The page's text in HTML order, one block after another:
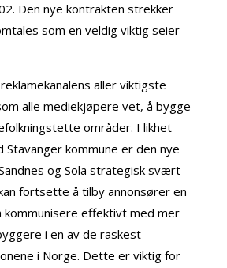
Den nye kontrakten strekker
som en veldig viktig seier
aller viktigste
alle mediekjøpere vet, å bygge
områder. I likhet
Stavanger kommune er den nye
og Sola strategisk svært
fortsette å tilby annonsører en
kommunisere effektivt med mer
i en av de raskest
i Norge. Dette er viktig for